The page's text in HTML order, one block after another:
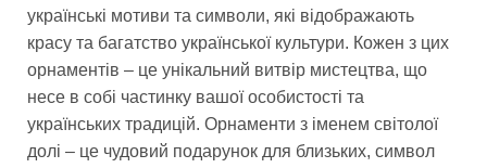
українські мотиви та символи, які відображають
красу та багатство української культури. Кожен з цих
орнаментів – це унікальний витвір мистецтва, що
несе в собі частинку вашої особистості та
українських традицій. Орнаменти з іменем світолої
долі – це чудовий подарунок для близьких, символ